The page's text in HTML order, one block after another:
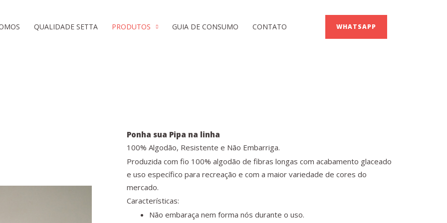
QUALIDADE SETTA PRODUTOS GUIA DE CONSUMO CONTATO WHATSAPP
Ponha sua Pipa na linha
100% Algodão, Resistente e Não Embarriga.
Produzida com fio 100% algodão de fibras longas com acabamento glaceado
e uso específico para recreação e com a maior variedade de cores do
mercado.
Características:
Não embaraça nem forma nós durante o uso.